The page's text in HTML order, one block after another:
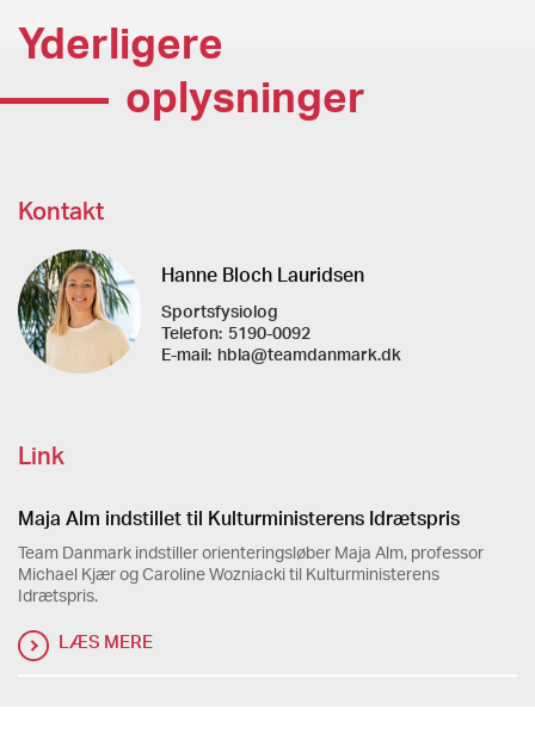
Yderligere
oplysninger
Kontakt
Hanne Bloch Lauridsen
Sportsfysiolog
Telefon: 5190-0092
E-mail: hbla@teamdanmark.dk
Link
Maja Alm indstillet til Kulturministerens Idrætspris
Team Danmark indstiller orienteringsløber Maja Alm, professor
Michael Kjær og Caroline Wozniacki til Kulturministerens
Idrætspris.
LÆS MERE